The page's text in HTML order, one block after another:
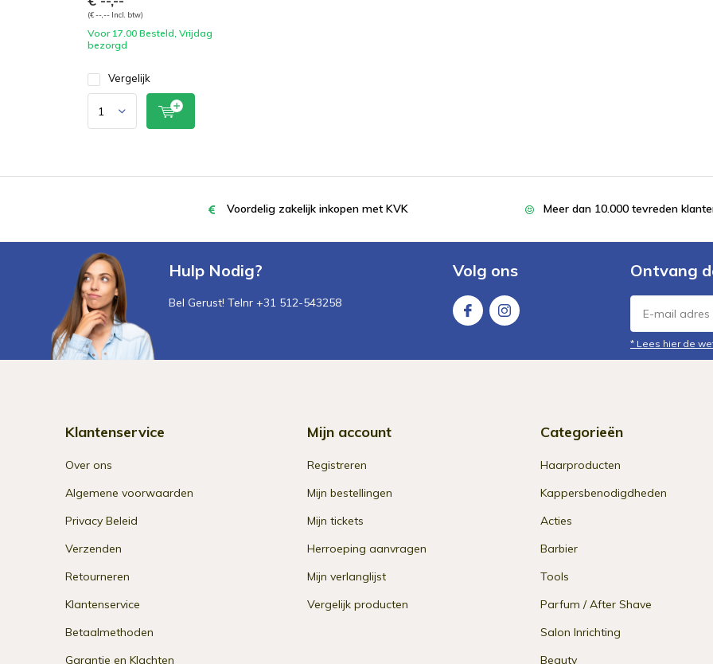
(€ --,-- Incl. btw)
Voor 17.00 Besteld, Vrijdag
bezorgd
Vergelijk
Voordelig zakelijk inkopen met KVK Meer dan 10.000 tevreden
Hulp Nodig?
Bel Gerust! Telnr +31 512-543258
Volg ons Ontvang
* Lees hier de
Klantenservice
Over ons
Algemene voorwaarden
Privacy Beleid
Verzenden
Retourneren
Klantenservice
Betaalmethoden
Garantie en Klachten
Mijn account
Registreren
Mijn bestellingen
Mijn tickets
Herroeping aanvragen
Mijn verlanglijst
Vergelijk producten
Categorieën
Haarproducten
Kappersbenodigdheden
Acties
Barbier
Tools
Parfum / After Shave
Salon Inrichting
Beauty